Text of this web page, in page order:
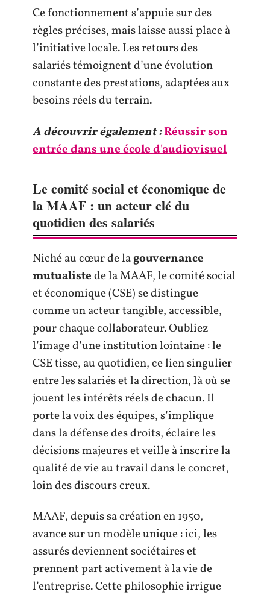
Ce fonctionnement s’appuie sur des
règles précises, mais laisse aussi place à
l’initiative locale. Les retours des
salariés témoignent d’une évolution
constante des prestations, adaptées aux
besoins réels du terrain.
A découvrir également :Réussir son
entrée dans une école d'audiovisuel
Le comité social et économique de
la MAAF : un acteur clé du
quotidien des salariés
Niché au cœur de lagouvernance
mutualistede la MAAF, le comité social
et économique (CSE) se distingue
comme un acteur tangible, accessible,
pour chaque collaborateur. Oubliez
l’image d’une institution lointaine : le
CSE tisse, au quotidien, ce lien singulier
entre les salariés et la direction, là où se
jouent les intérêts réels de chacun. Il
porte la voix des équipes, s’implique
dans la défense des droits, éclaire les
décisions majeures et veille à inscrire la
qualité de vie au travail dans le concret,
loin des discours creux.
MAAF, depuis sa création en 1950,
avance sur un modèle unique : ici, les
assurés deviennent sociétaires et
prennent part activement à la vie de
l’entreprise. Cette philosophie irrigue